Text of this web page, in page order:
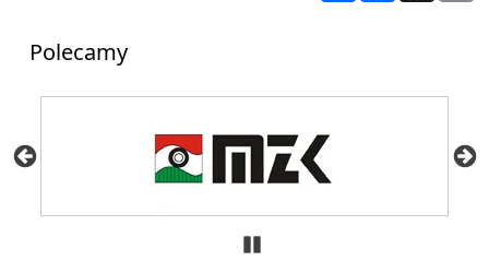
Polecamy
Zatrzymaj